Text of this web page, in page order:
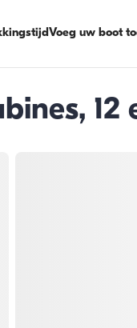
Voeg uw boot
12